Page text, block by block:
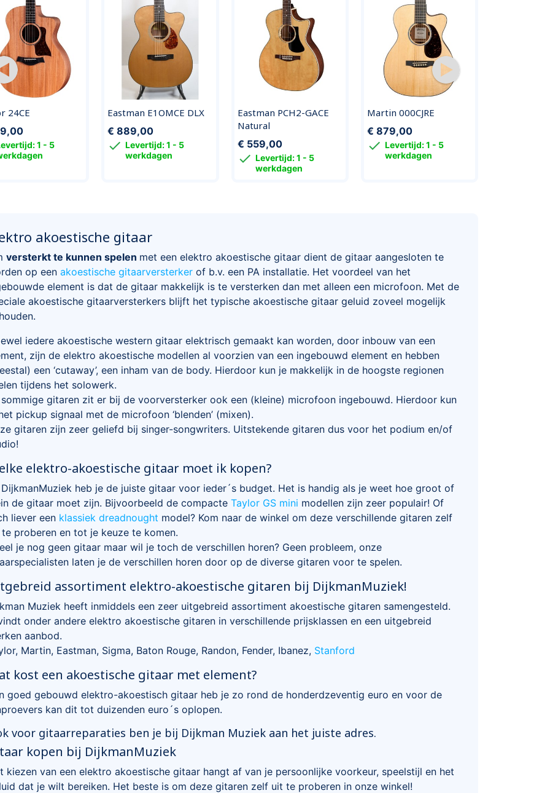
24CE
1 - 5
Eastman E1OMCE DLX
€ 889,00
 Levertijd: 1 - 5
werkdagen
Eastman PCH2-GACE
Natural
€ 559,00
 Levertijd: 1 - 5
werkdagen
Martin 000CJRE
€ 879,00
 Levertijd: 1 - 5
werkdagen
akoestische gitaar
versterkt te kunnen spelen met een elektro akoestische gitaar dient de gitaar aangesloten te
op een akoestische gitaarversterker of b.v. een PA installatie. Het voordeel van het
element is dat de gitaar makkelijk is te versterken dan met alleen een microfoon. Met de
akoestische gitaarversterkers blijft het typische akoestische gitaar geluid zoveel mogelijk
iedere akoestische western gitaar elektrisch gemaakt kan worden, door inbouw van een
zijn de elektro akoestische modellen al voorzien van een ingebouwd element en hebben
een ‘cutaway’, een inham van de body. Hierdoor kun je makkelijk in de hoogste regionen
tijdens het solowerk.
sommige gitaren zit er bij de voorversterker ook een (kleine) microfoon ingebouwd. Hierdoor kun
pickup signaal met de microfoon ‘blenden’ (mixen).
gitaren zijn zeer geliefd bij singer-songwriters. Uitstekende gitaren dus voor het podium en/of
elektro-akoestische gitaar moet ik kopen?
DijkmanMuziek heb je de juiste gitaar voor ieder´s budget. Het is handig als je weet hoe groot of
de gitaar moet zijn. Bijvoorbeeld de compacte Taylor GS mini modellen zijn zeer populair! Of
liever een klassiek dreadnought model? Kom naar de winkel om deze verschillende gitaren zelf
proberen en tot je keuze te komen.
je nog geen gitaar maar wil je toch de verschillen horen? Geen probleem, onze
laten je de verschillen horen door op de diverse gitaren voor te spelen.
assortiment elektro-akoestische gitaren bij DijkmanMuziek!
Muziek heeft inmiddels een zeer uitgebreid assortiment akoestische gitaren samengesteld.
onder andere elektro akoestische gitaren in verschillende prijsklassen en een uitgebreid
aanbod.
Martin, Eastman, Sigma, Baton Rouge, Randon, Fender, Ibanez, Stanford
kost een akoestische gitaar met element?
goed gebouwd elektro-akoestisch gitaar heb je zo rond de honderdzeventig euro en voor de
kan dit tot duizenden euro´s oplopen.
voor gitaarreparaties ben je bij Dijkman Muziek aan het juiste adres.
kopen bij DijkmanMuziek
kiezen van een elektro akoestische gitaar hangt af van je persoonlijke voorkeur, speelstijl en het
dat je wilt bereiken. Het beste is om deze gitaren zelf uit te proberen in onze winkel!